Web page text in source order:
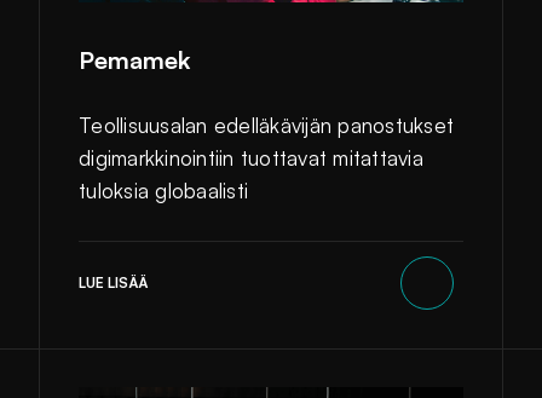
Pemamek
Teollisuusalan edelläkävijän panostukset
digimarkkinointiin tuottavat mitattavia
tuloksia globaalisti
LUE LISÄÄ